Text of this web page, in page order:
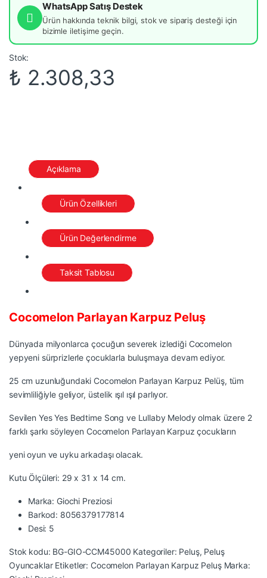
WhatsApp Satış Destek
Ürün hakkında teknik bilgi, stok ve sipariş desteği için
bizimle iletişime geçin.
Stok:
₺ 2.308,33
Açıklama
Ürün Özellikleri
Ürün Değerlendirme
Taksit Tablosu
Cocomelon Parlayan Karpuz Peluş
Dünyada milyonlarca çocuğun severek izlediği Cocomelon
yepyeni sürprizlerle çocuklarla buluşmaya devam ediyor.
25 cm uzunluğundaki Cocomelon Parlayan Karpuz Pelüş, tüm
sevimliliğiyle geliyor, üstelik ışıl ışıl parlıyor.
Sevilen Yes Yes Bedtime Song ve Lullaby Melody olmak üzere 2
farklı şarkı söyleyen Cocomelon Parlayan Karpuz çocukların
yeni oyun ve uyku arkadaşı olacak.
Kutu Ölçüleri: 29 x 31 x 14 cm.
Marka: Giochi Preziosi
Barkod: 8056379177814
Desi: 5
Stok kodu: BG-GIO-CCM45000 Kategoriler: Peluş, Peluş
Oyuncaklar Etiketler: Cocomelon Parlayan Karpuz Peluş Marka: